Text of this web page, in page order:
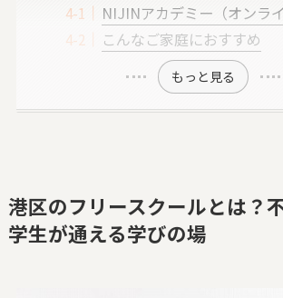
NIJINアカデミー（オンラ
こんなご家庭におすすめ
もっと見る
港区のフリースクールとは？
学生が通える学びの場